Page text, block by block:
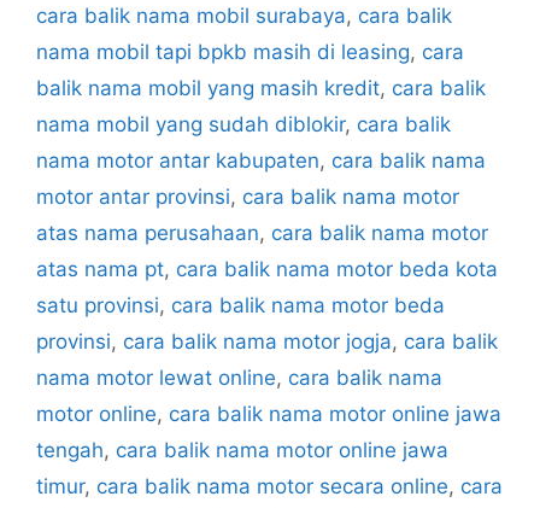
cara balik nama mobil surabaya, cara balik
nama mobil tapi bpkb masih di leasing, cara
balik nama mobil yang masih kredit, cara balik
nama mobil yang sudah diblokir, cara balik
nama motor antar kabupaten, cara balik nama
motor antar provinsi, cara balik nama motor
atas nama perusahaan, cara balik nama motor
atas nama pt, cara balik nama motor beda kota
satu provinsi, cara balik nama motor beda
provinsi, cara balik nama motor jogja, cara balik
nama motor lewat online, cara balik nama
motor online, cara balik nama motor online jawa
tengah, cara balik nama motor online jawa
timur, cara balik nama motor secara online, cara